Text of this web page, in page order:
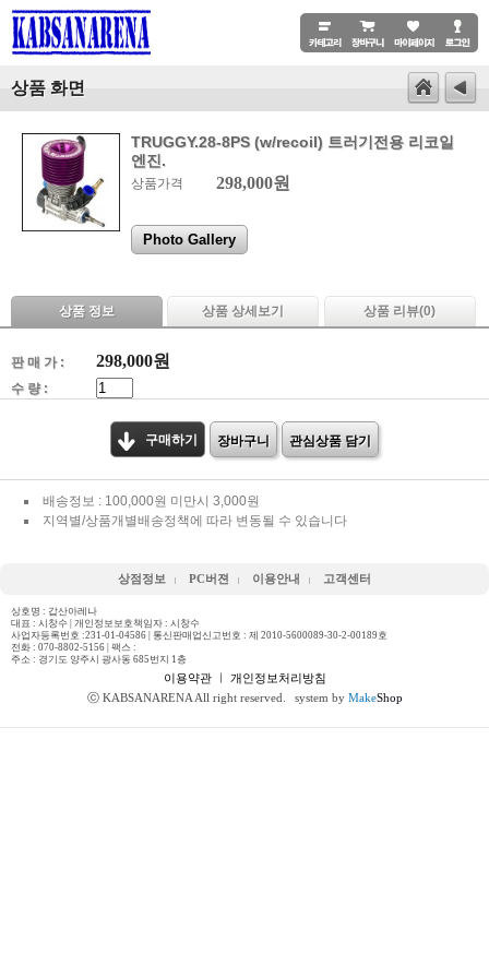
상품 화면
TRUGGY.28-8PS (w/recoil) 트러기전용 리코일
엔진.
상품가격 298,000원
Photo Gallery
상품 정보 상품 상세보기 상품 리뷰(0)
판 매 가 : 298,000원
수 량 :
구매하기 장바구니 관심상품 담기
배송정보 : 100,000원 미만시 3,000원
지역별/상품개별배송정책에 따라 변동될 수 있습니다
상점정보 PC버젼 이용안내 고객센터
상호명 : 갑산아레나
대표 : 시창수 | 개인정보보호책임자 : 시창수
사업자등록번호 :231-01-04586 | 통신판매업신고번호 : 제 2010-5600089-30-2-00189호
전화 : 070-8802-5156 | 팩스 :
주소 : 경기도 양주시 광사동 685번지 1층
이용약관ㅣ 개인정보처리방침
ⓒ KABSANARENA All right reserved.
system by MakeShop